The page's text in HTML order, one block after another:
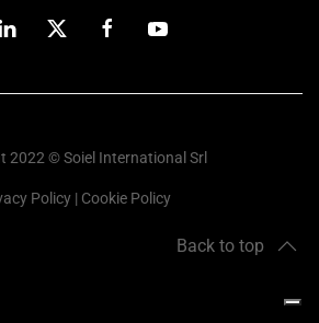
2022 © Soiel International Srl
Policy| Cookie Policy
Back to top